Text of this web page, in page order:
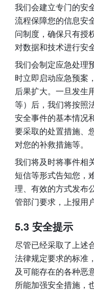
我们会建立专门的安
流程保障您的信息安
问制度，确保只有授
对数据和技术进行安
我们会制定应急处理
时立即启动应急预案
后果扩大。一旦发生
等）后，我们将按照
安全事件的基本情况
要采取的处置措施、
对您的补救措施等。
我们将及时将事件相
短信等形式告知您，
理、有效的方式发布
管部门要求，上报用
5.3 安全提示
尽管已经采取了上述
法律规定要求的标准
及可能存在的各种恶
所能加强安全措施，